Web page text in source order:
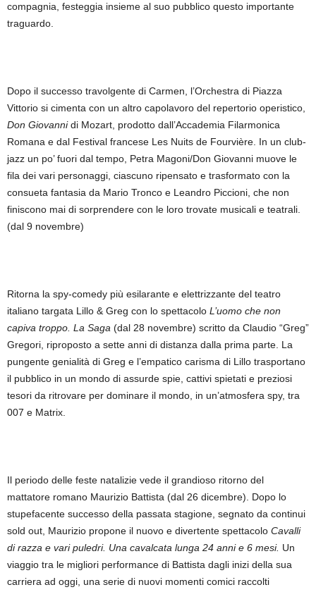
compagnia, festeggia insieme al suo pubblico questo importante
traguardo.
Dopo il successo travolgente di Carmen, l’Orchestra di Piazza
Vittorio si cimenta con un altro capolavoro del repertorio operistico,
Don Giovannidi Mozart, prodotto dall’Accademia Filarmonica
Romana e dal Festival francese Les Nuits de Fourvière. In un club-
jazz un po’ fuori dal tempo, Petra Magoni/Don Giovanni muove le
fila dei vari personaggi, ciascuno ripensato e trasformato con la
consueta fantasia da Mario Tronco e Leandro Piccioni, che non
finiscono mai di sorprendere con le loro trovate musicali e teatrali.
(dal 9 novembre)
Ritorna la spy-comedy più esilarante e elettrizzante del teatro
italiano targata Lillo & Greg con lo spettacolo L’uomo che non
capiva troppo. La Saga (dal 28 novembre) scritto da Claudio “Greg”
Gregori, riproposto a sette anni di distanza dalla prima parte. La
pungente genialità di Greg e l’empatico carisma di Lillo trasportano
il pubblico in un mondo di assurde spie, cattivi spietati e preziosi
tesori da ritrovare per dominare il mondo, in un’atmosfera spy, tra
007 e Matrix.
Il periodo delle feste natalizie vede il grandioso ritorno del
mattatore romano Maurizio Battista (dal 26 dicembre). Dopo lo
stupefacente successo della passata stagione, segnato da continui
sold out, Maurizio propone il nuovo e divertente spettacolo Cavalli
di razza e vari puledri. Una cavalcata lunga 24 anni e 6 mesi. Un
viaggio tra le migliori performance di Battista dagli inizi della sua
carriera ad oggi, una serie di nuovi momenti comici raccolti